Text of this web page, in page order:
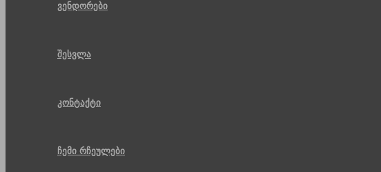
ვენდორები
შესვლა
კონტაქტი
ჩემი რჩეულები